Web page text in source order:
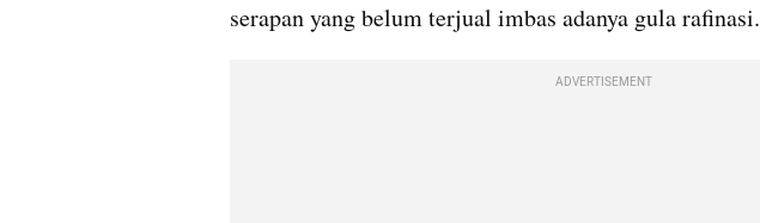
serapan yang belum terjual imbas adanya gula rafinasi.
ADVERTISEMENT